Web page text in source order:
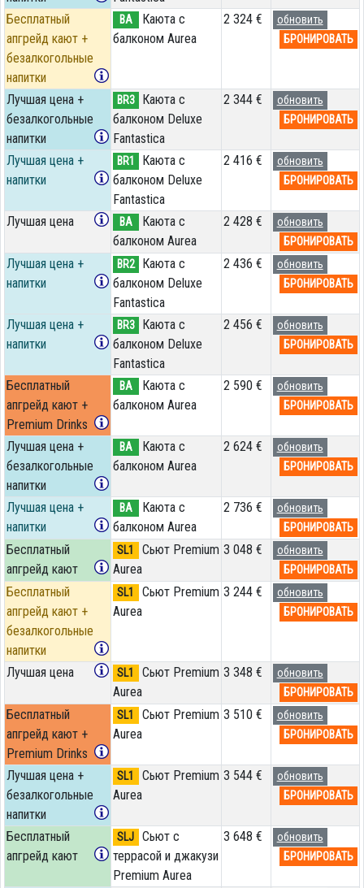
Бесплатный
апгрейд кают +
безалкогольные
напитки
BA
Каюта с
балконом Aurea
2 324 €
обновить
БРОНИРОВАТЬ
Лучшая цена +
безалкогольные
напитки
BR3
Каюта с
балконом Deluxe
Fantastica
2 344 €
обновить
БРОНИРОВАТЬ
Лучшая цена +
напитки
BR1
Каюта с
балконом Deluxe
Fantastica
2 416 €
обновить
БРОНИРОВАТЬ
Лучшая цена BA
Каюта с
балконом Aurea
2 428 €
обновить
БРОНИРОВАТЬ
Лучшая цена +
напитки
BR2
Каюта с
балконом Deluxe
Fantastica
2 436 €
обновить
БРОНИРОВАТЬ
Лучшая цена +
напитки
BR3
Каюта с
балконом Deluxe
Fantastica
2 456 €
обновить
БРОНИРОВАТЬ
Бесплатный
апгрейд кают +
Premium Drinks
BA
Каюта с
балконом Aurea
2 590 €
обновить
БРОНИРОВАТЬ
Лучшая цена +
безалкогольные
напитки
BA
Каюта с
балконом Aurea
2 624 €
обновить
БРОНИРОВАТЬ
Лучшая цена +
напитки
BA
Каюта с
балконом Aurea
2 736 €
обновить
БРОНИРОВАТЬ
Бесплатный
апгрейд кают
SL1
Сьют Premium
Aurea
3 048 €
обновить
БРОНИРОВАТЬ
Бесплатный
апгрейд кают +
безалкогольные
напитки
SL1
Сьют Premium
Aurea
3 244 €
обновить
БРОНИРОВАТЬ
Лучшая цена SL1
Сьют Premium
Aurea
3 348 €
обновить
БРОНИРОВАТЬ
Бесплатный
апгрейд кают +
Premium Drinks
SL1
Сьют Premium
Aurea
3 510 €
обновить
БРОНИРОВАТЬ
Лучшая цена +
безалкогольные
напитки
SL1
Сьют Premium
Aurea
3 544 €
обновить
БРОНИРОВАТЬ
Бесплатный
апгрейд кают
SLJ
Сьют с
террасой и джакузи
Premium Aurea
3 648 €
обновить
БРОНИРОВАТЬ